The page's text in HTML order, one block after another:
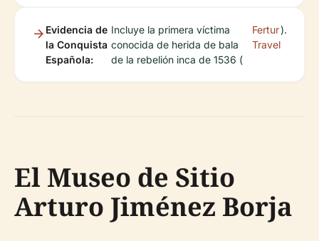
Evidencia de
la Conquista
Española:
Incluye la primera víctima
conocida de herida de bala
de la rebelión inca de 1536 (
Fertur
Travel
).
El Museo de Sitio
Arturo Jiménez Borja